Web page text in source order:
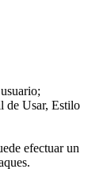
de Usar, Estilo
efectuar un